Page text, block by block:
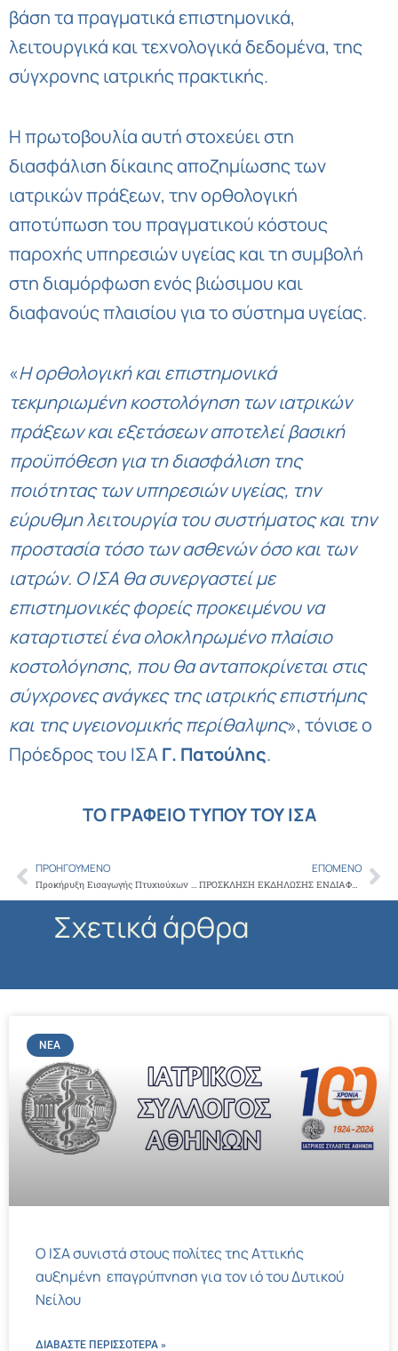
βάση τα πραγματικά επιστημονικά,
λειτουργικά και τεχνολογικά δεδομένα, της
σύγχρονης ιατρικής πρακτικής.
Η πρωτοβουλία αυτή στοχεύει στη
διασφάλιση δίκαιης αποζημίωσης των
ιατρικών πράξεων, την ορθολογική
αποτύπωση του πραγματικού κόστους
παροχής υπηρεσιών υγείας και τη συμβολή
στη διαμόρφωση ενός βιώσιμου και
διαφανούς πλαισίου για το σύστημα υγείας.
«Η ορθολογική και επιστημονικά
τεκμηριωμένη κοστολόγηση των ιατρικών
πράξεων και εξετάσεων αποτελεί βασική
προϋπόθεση για τη διασφάλιση της
ποιότητας των υπηρεσιών υγείας, την
εύρυθμη λειτουργία του συστήματος και την
προστασία τόσο των ασθενών όσο και των
ιατρών. Ο ΙΣΑ θα συνεργαστεί με
επιστημονικές φορείς προκειμένου να
καταρτιστεί ένα ολοκληρωμένο πλαίσιο
κοστολόγησης, που θα ανταποκρίνεται στις
σύγχρονες ανάγκες της ιατρικής επιστήμης
και της υγειονομικής περίθαλψης», τόνισε ο
Πρόεδρος του ΙΣΑ Γ. Πατούλης.
ΤΟ ΓΡΑΦΕΙΟ ΤΥΠΟΥ ΤΟΥ ΙΣΑ
Prev
ΠΡΟΗΓΟΎΜΕΝΟ
Προκήρυξη Εισαγωγής Πτυχιούχων στο Διιδρυματικό Πρόγραμμα Μεταπτυχιακών Σπουδών “Εγκέφαλος και Νους” / Ακαδημαϊκό Έτος 2026-2027
ΕΠΌΜΕΝΟ
ΠΡΟΣΚΛΗΣΗ ΕΚΔΗΛΩΣΗΣ ΕΝΔΙΑΦΕΡΟΝΤΟΣ ΓΙΑ ΠΑΡΟΧΗ ΥΠΗΡΕΣΙΩΝ ΣΥΜΒΟΥΛΟΥ ΔΗΜΟΣΙΟΤΗΤΑΣ – ΠΡΟΒΟΛΗΣ ΤΟΥ ΕΡΓΟΥ ΨΗΦΙΟΠΟΙΗΣΗΣ ΤΟΥ ΙΑΤΡΙΚΟΥ ΣΥΛΛΟΓΟΥ ΑΘΗΝΩΝ
Σχετικά άρθρα
ΝΈΑ
Ο ΙΣΑ συνιστά στους πολίτες της Αττικής
αυξημένη επαγρύπνηση για τον ιό του Δυτικού
Νείλου
ΔΙΑΒΑΣΤΕ ΠΕΡΙΣΣΌΤΕΡΑ »